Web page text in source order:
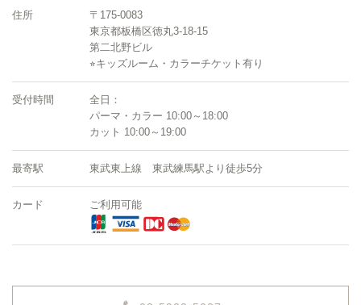
住所
〒175-0083
東京都板橋区徳丸3-18-15
第二北野ビル
⭐︎キッズルーム・カラーチケット有り
受付時間
全日：
パーマ・カラー 10:00～18:00
カット 10:00～19:00
最寄駅 東武東上線 東武練馬駅より徒歩5分
カード ご利用可能